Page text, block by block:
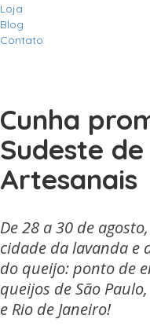
Loja
Blog
Contato
Cunha
Sudeste
Artesanais
De 28 a 30 de
cidade da lavanda e
do queijo: ponto de
queijos de São
e Rio de Janeiro!